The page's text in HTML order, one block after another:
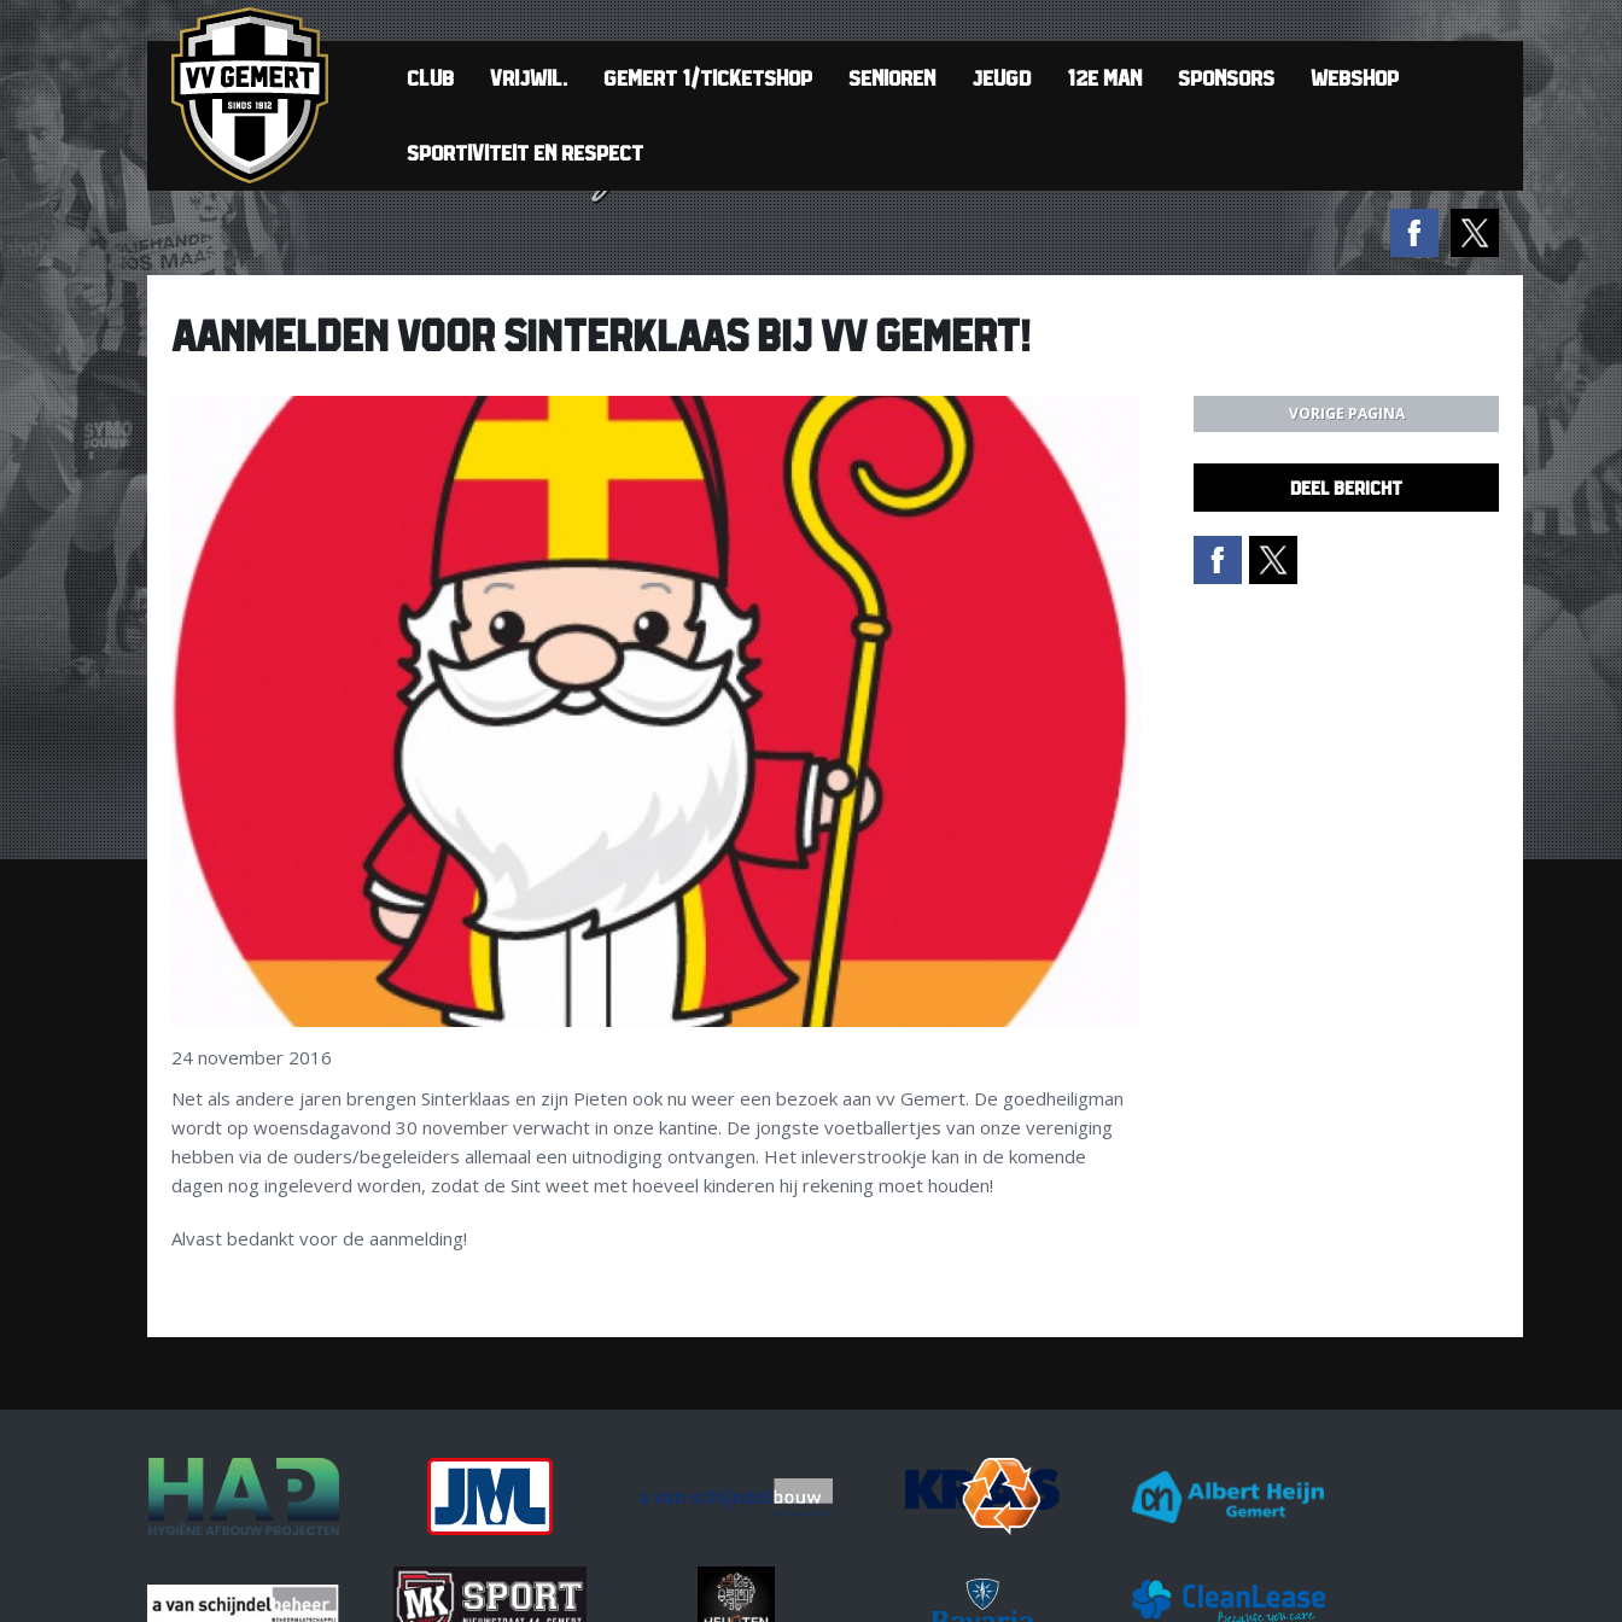
CLUB VRIJWIL. GEMERT 1/TICKETSHOP SENIOREN JEUGD 12E MAN SPONSORS WEBSHOP
SPORTIVITEIT EN RESPECT
AANMELDEN VOOR SINTERKLAAS BIJ VV GEMERT!
24 november 2016
Net als andere jaren brengen Sinterklaas en zijn Pieten ook nu weer een bezoek aan vv Gemert. De goedheiligman
wordt op woensdagavond 30 november verwacht in onze kantine. De jongste voetballertjes van onze vereniging
hebben via de ouders/begeleiders allemaal een uitnodiging ontvangen. Het inleverstrookje kan in de komende
dagen nog ingeleverd worden, zodat de Sint weet met hoeveel kinderen hij rekening moet houden!
Alvast bedankt voor de aanmelding!
VORIGE PAGINA
DEEL BERICHT